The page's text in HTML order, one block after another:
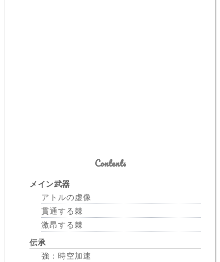
Contents
メイン武器
アトルの虚像
貫通する棘
激昂する棘
伝承
強：時空加速